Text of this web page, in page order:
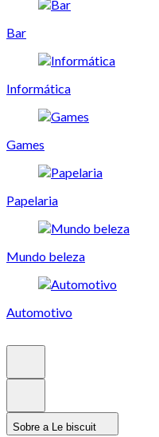
Bar
Informática
Games
Papelaria
Mundo beleza
Automotivo
Sobre a Le biscuit